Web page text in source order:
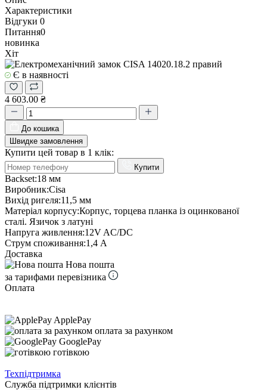
Характеристики
Відгуки 0
Питання0
новинка
Хіт
Є в наявності
4 603.00 ₴
До кошика
Швидке замовлення
Купити цей товар в 1 клік:
Купити
Backset:18 мм
Виробник:Cisa
Вихід ригеля:11,5 мм
Матеріал корпусу:Корпус, торцева планка із оцинкованої
сталі. Язичок з латуні
Напруга живлення:12V AC/DC
Струм споживання:1,4 А
Доставка
Нова пошта
за тарифами перевізника
Оплата
ApplePay
оплата за рахунком
GooglePay
готівкою
Техпідтримка
Служба підтримки клієнтів